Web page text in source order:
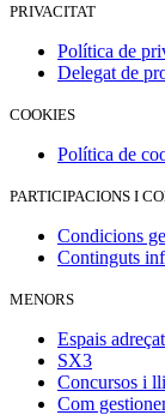
PRIVACITAT
Política de
Delegat de
COOKIES
Política de
PARTICIPACIONS I
Condicions
Continguts
MENORS
Espais
SX3
Concursos i
Com